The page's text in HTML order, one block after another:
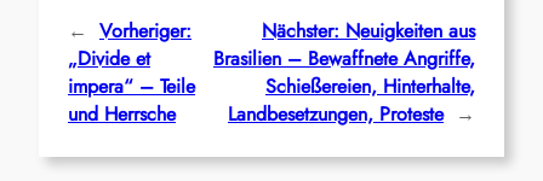
← Vorheriger:
„Divide et
impera“ – Teile
und Herrsche
Nächster: Neuigkeiten aus
Brasilien – Bewaffnete Angriffe,
Schießereien, Hinterhalte,
Landbesetzungen, Proteste →